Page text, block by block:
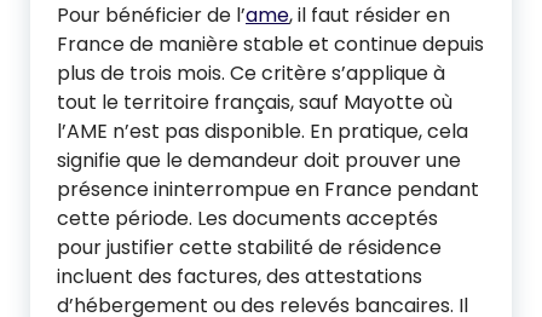
Pour bénéficier de l’ame, il faut résider en
France de manière stable et continue depuis
plus de trois mois. Ce critère s’applique à
tout le territoire français, sauf Mayotte où
l’AME n’est pas disponible. En pratique, cela
signifie que le demandeur doit prouver une
présence ininterrompue en France pendant
cette période. Les documents acceptés
pour justifier cette stabilité de résidence
incluent des factures, des attestations
d’hébergement ou des relevés bancaires. Il